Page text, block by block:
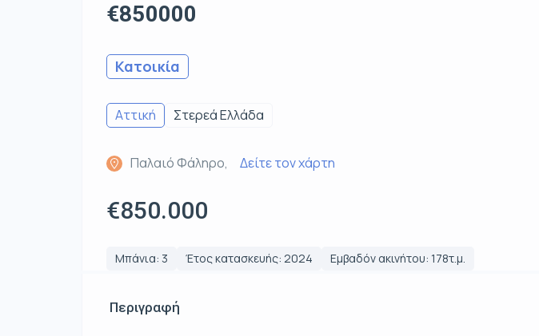
€850000
Κατοικία
Αττική Στερεά Ελλάδα
Παλαιό Φάληρο, Δείτε τον χάρτη
€850.000
Μπάνια: 3 Έτος κατασκευής: 2024 Εμβαδόν ακινήτου: 178τ.μ.
Περιγραφή